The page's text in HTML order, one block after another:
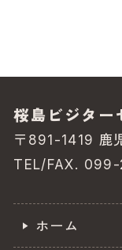
k
桜島ビジター
〒891-1419 鹿
TEL/FAX.
ホーム